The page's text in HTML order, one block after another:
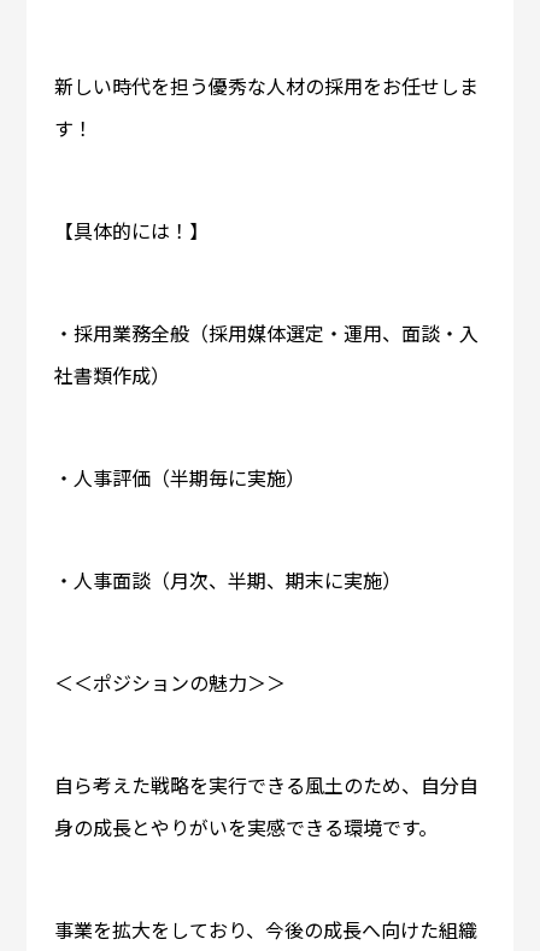
新しい時代を担う優秀な人材の採用をお任せしま
す！
【具体的には！】
・採用業務全般（採用媒体選定・運用、面談・入
社書類作成）
・人事評価（半期毎に実施）
・人事面談（月次、半期、期末に実施）
＜＜ポジションの魅力＞＞
自ら考えた戦略を実行できる風土のため、自分自
身の成長とやりがいを実感できる環境です。
事業を拡大をしており、今後の成長へ向けた組織